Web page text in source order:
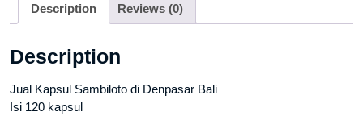
Description Reviews (0)
Description
Jual Kapsul Sambiloto di Denpasar Bali
Isi 120 kapsul